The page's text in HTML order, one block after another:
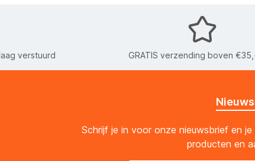
verstuurd GRATIS verzending boven
Schrijf je in voor onze nieuwsbrief en
producten en